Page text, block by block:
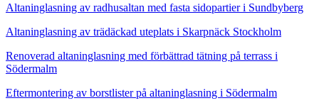
Altaninglasning av radhusaltan med fasta sidopartier i Sundbyberg
Altaninglasning av trädäckad uteplats i Skarpnäck Stockholm
Renoverad altaninglasning med förbättrad tätning på terrass i
Södermalm
Eftermontering av borstlister på altaninglasning i Södermalm